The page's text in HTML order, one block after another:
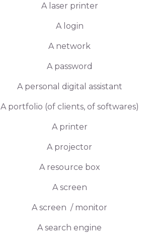
A laser printer
A login
A network
A password
A personal digital assistant
A portfolio (of clients, of softwares)
A printer
A projector
A resource box
A screen
A screen / monitor
A search engine